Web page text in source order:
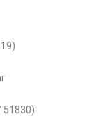
51830)